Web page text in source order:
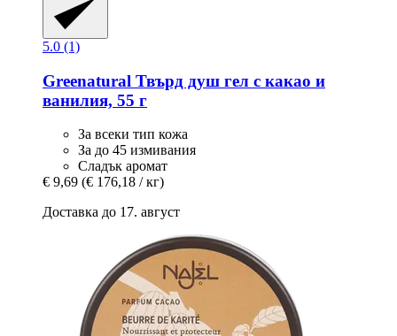
5.0 (1)
Greenatural Твърд душ гел с какао и
ванилия, 55 г
За всеки тип кожа
За до 45 измивания
Сладък аромат
€ 9,69 (€ 176,18 / кг)
Доставка до 17. август